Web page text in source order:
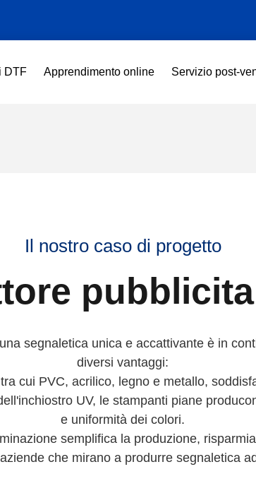
DTF Apprendimento online Servizio post-
Il nostro caso di progetto
segnaletica unica e accattivante è in
diversi vantaggi:
cui PVC, acrilico, legno e metallo,
UV, le stampanti piane
e uniformità dei colori.
semplifica la produzione,
che mirano a produrre segnaletica